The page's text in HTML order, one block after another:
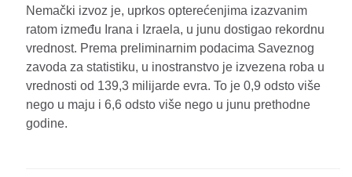
Nemački izvoz je, uprkos opterećenjima izazvanim
ratom između Irana i Izraela, u junu dostigao rekordnu
vrednost. Prema preliminarnim podacima Saveznog
zavoda za statistiku, u inostranstvo je izvezena roba u
vrednosti od 139,3 milijarde evra. To je 0,9 odsto više
nego u maju i 6,6 odsto više nego u junu prethodne
godine.